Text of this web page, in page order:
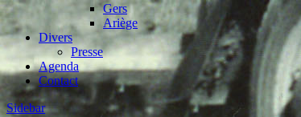
Gers
Ariège
Divers
Presse
Agenda
Contact
Sidebar